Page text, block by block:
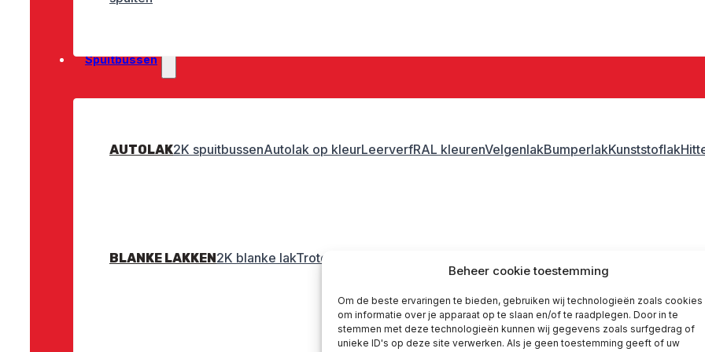
Beheer cookie toestemming
Om de beste ervaringen te bieden, gebruiken wij technologieën zoals cookies
om informatie over je apparaat op te slaan en/of te raadplegen. Door in te
stemmen met deze technologieën kunnen wij gegevens zoals surfgedrag of
unieke ID's op deze site verwerken. Als je geen toestemming geeft of uw
Spuitbussen
AUTOLAK2K spuitbussenAutolak op kleurLeerverfRAL kleurenVelgenlakBumperlakKunststoflak
BLANKE LAKKEN2K blanke lakTroton blank lak